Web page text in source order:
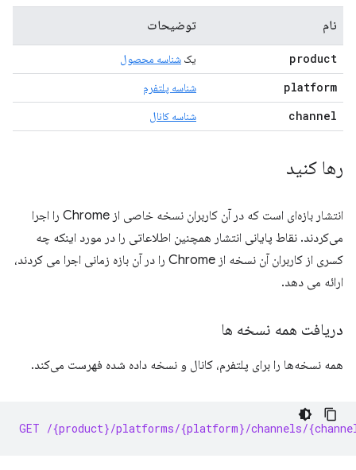
نام توضیحات
product یک شناسه محصول
platform شناسه پلتفرم
channel شناسه کانال
رها کنید
انتشار بازه‌ای است که در آن کاربران نسخه خاصی از Chrome را اجرا
می‌کردند. نقاط پایانی انتشار همچنین اطلاعاتی را در مورد اینکه چه
کسری از کاربران آن نسخه از Chrome را در آن بازه زمانی اجرا می کردند،
ارائه می دهد.
دریافت همه نسخه ها
همه نسخه‌ها را برای پلتفرم، کانال و نسخه داده شده فهرست می‌کند.
GET /{product}/platforms/{platform}/channels/